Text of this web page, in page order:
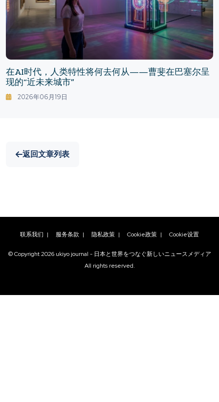
在AI时代，人类特性将何去何从——曹斐在巴塞尔呈
现的“近未来城市”
2026年06月19日
返回文章列表
联系我们 | 服务条款 | 隐私政策 | Cookie政策 | Cookie设置
© Copyright2026 ukiyo journal - 日本と世界をつなぐ新しいニュースメディア
All rights reserved.